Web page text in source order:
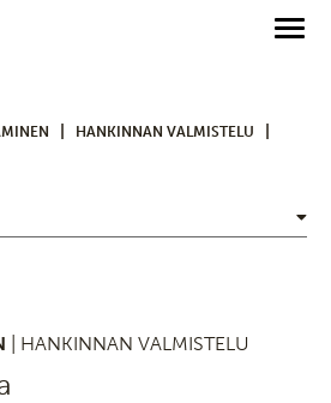
HANKINNAN VALMISTELU
| HANKINNAN VALMISTELU